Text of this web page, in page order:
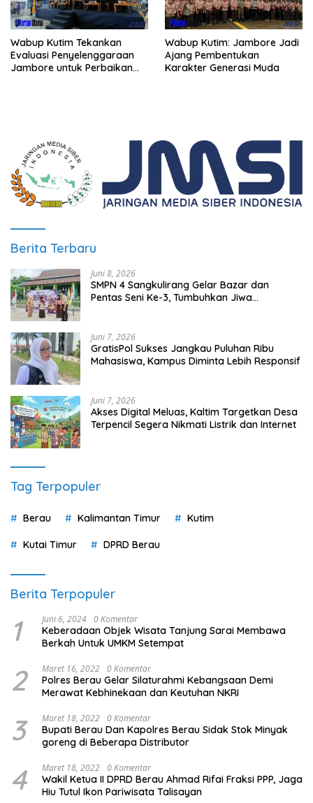
Wabup Kutim Tekankan
Evaluasi Penyelenggaraan
Jambore untuk Perbaikan
Wabup Kutim: Jambore Jadi
Ajang Pembentukan
Karakter Generasi Muda
Berita Terbaru
Juni 8, 2026
SMPN 4 Sangkulirang Gelar Bazar dan
Pentas Seni Ke-3, Tumbuhkan Jiwa
Juni 7, 2026
GratisPol Sukses Jangkau Puluhan Ribu
Mahasiswa, Kampus Diminta Lebih Responsif
Juni 7, 2026
Akses Digital Meluas, Kaltim Targetkan Desa
Terpencil Segera Nikmati Listrik dan Internet
Tag Terpopuler
Berau Kalimantan Timur Kutim
Kutai Timur DPRD Berau
Berita Terpopuler
1 Juni 6, 2024 0 Komentar
Keberadaan Objek Wisata Tanjung Sarai Membawa
Berkah Untuk UMKM Setempat
2 Maret 16, 2022 0 Komentar
Polres Berau Gelar Silaturahmi Kebangsaan Demi
Merawat Kebhinekaan dan Keutuhan NKRI
3 Maret 18, 2022 0 Komentar
Bupati Berau Dan Kapolres Berau Sidak Stok Minyak
goreng di Beberapa Distributor
4 Maret 18, 2022 0 Komentar
Wakil Ketua II DPRD Berau Ahmad Rifai Fraksi PPP, Jaga
Hiu Tutul Ikon Pariwisata Talisayan